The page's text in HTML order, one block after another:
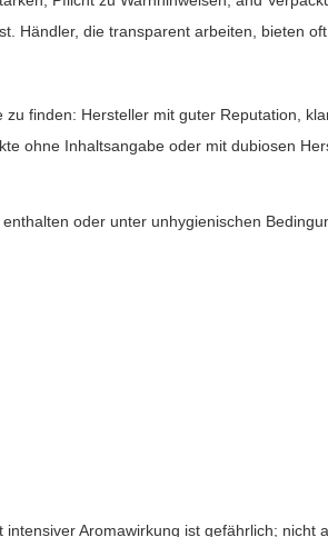
Händler, die transparent arbeiten, bieten
finden: Hersteller mit guter Reputation,
ohne Inhaltsangabe oder mit dubiosen
oder unter unhygienischen
Aromawirkung ist gefährlich; nicht